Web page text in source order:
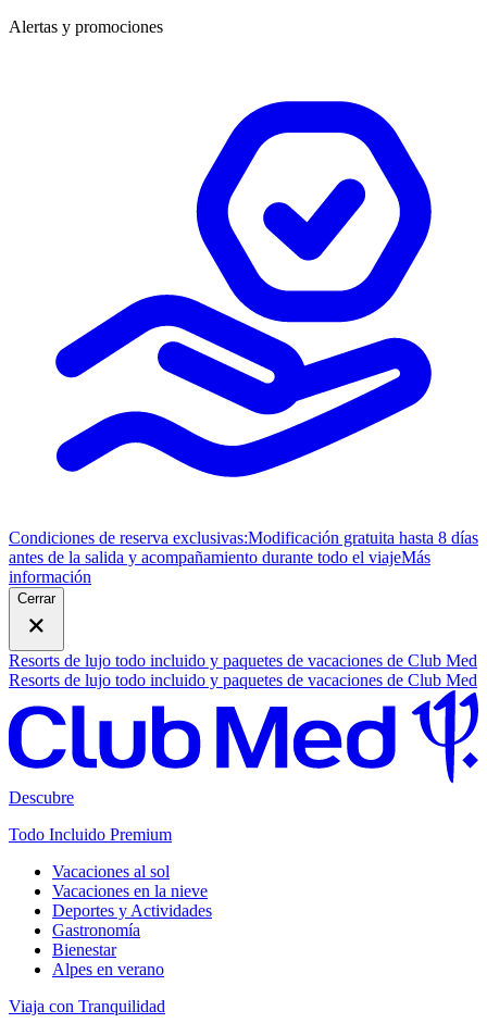
Alertas y promociones
Condiciones de reserva exclusivas:Modificación gratuita hasta 8 días
antes de la salida y acompañamiento durante todo el viajeMás
información
Cerrar
Resorts de lujo todo incluido y paquetes de vacaciones de Club Med
Resorts de lujo todo incluido y paquetes de vacaciones de Club Med
Descubre
Todo Incluido Premium
Vacaciones al sol
Vacaciones en la nieve
Deportes y Actividades
Gastronomía
Bienestar
Alpes en verano
Viaja con Tranquilidad